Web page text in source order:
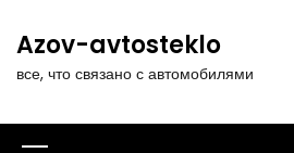
т
Azov-avtosteklo
все, что связано с автомобилями